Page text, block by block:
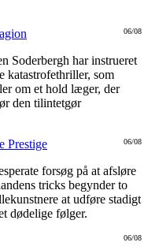
06/08
Soderbergh har instrueret
katastrofethriller, som
om et hold læger, der
den tilintetgør
06/08
Prestige
forsøg på at afsløre
tricks begynder to
at udføre stadigt
dødelige følger.
06/08